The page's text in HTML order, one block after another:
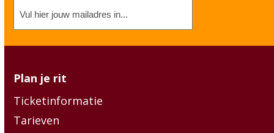
Voornaam
mailadres
Plan je rit
Ticketinformatie
Tarieven